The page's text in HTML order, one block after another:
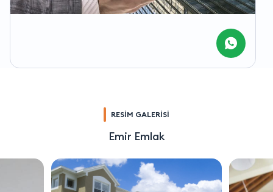
RESİM GALERİSİ
Emir Emlak